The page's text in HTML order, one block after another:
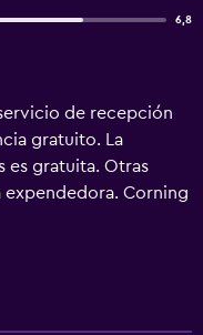
6,8
de recepción
gratuito. La
es gratuita. Otras
expendedora. Corning
Se ofrece frigorífico y